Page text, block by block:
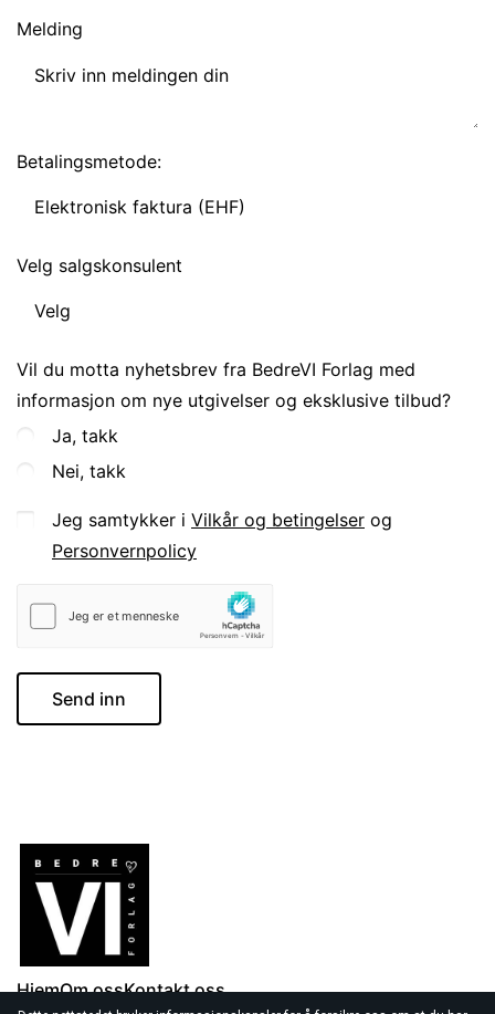
Melding
Betalingsmetode:
Velg salgskonsulent
Vil du motta nyhetsbrev fra BedreVI Forlag med
informasjon om nye utgivelser og eksklusive tilbud?
Ja, takk
Nei, takk
Jeg samtykker i Vilkår og betingelser og
Personvernpolicy
Send inn
HjemOm ossKontakt oss